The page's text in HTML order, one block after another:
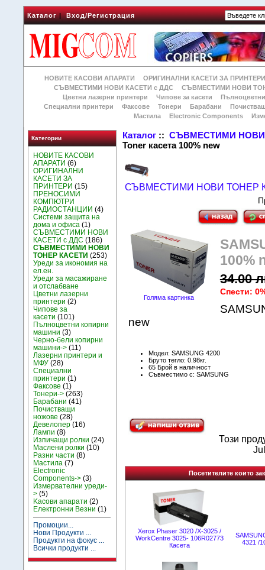
Каталог|Вход/Регистрация
НОВИТЕ КАСОВИ АПАРАТИ
ОРИГИНАЛНИ КАСЕТИ ЗА
СЪВМЕСТИМИ НОВИ КАСЕТИ с ДДС
СЪВМЕСТИМИ НОВИ
Цветни лазерни принтери
Чипове за касети
Специални принтери
Факсове Тонери Барабани
Мастила
Electronic Components
Категории
НОВИТЕ КАСОВИ
АПАРАТИ (6)
ОРИГИНАЛНИ
КАСЕТИ ЗА
ПРИНТЕРИ (15)
ПРЕНОСИМИ
КОМПЮТРИ
РАДИОСТАНЦИИ (4)
Системи защита на
дома и офиса (1)
СЪВМЕСТИМИ НОВИ
КАСЕТИ с ДДС (186)
СЪВМЕСТИМИ НОВИ
ТОНЕР КАСЕТИ (253)
Уреди за икономия на
ел.ен.
Уреди за масажиране
и отслабване
Цветни лазерни
принтери (2)
Чипове за
касети (101)
Пълноцветни копирни
машини (3)
Черно-бели копирни
машини-> (11)
Лазерни принтери и
МФУ (28)
Специални
принтери (1)
Факсове (1)
Тонери-> (263)
Барабани (41)
Почистващи
ножове (28)
Девелопер (16)
Лампи (8)
Изпичащи ролки (24)
Маслени ролки (10)
Разни части (8)
Мастила (7)
Electronic
Components-> (3)
Измервателни уреди-
> (5)
Kасови апарати (2)
Електронни Везни (1)
Промоции...
Нови Продукти ...
Продукти на фокус ...
Всички продукти ...
Каталог ::СЪВМЕСТИМИ НОВИ
Toner касета 100% new
СЪВМЕСТИМИ НОВИ ТОНЕР
Голяма картинка
100%
34.00
Спести:
new
Модел: SAMSUNG 4200
Бруто тегло: 0.98кг.
65 Брой в наличност
Съвместимо с: SAMSUNG
Този
Посетителите които
Xerox Phaser 3020 /X-3025 /
WorkCentre 3025- 106R02773
Касета
4321 /